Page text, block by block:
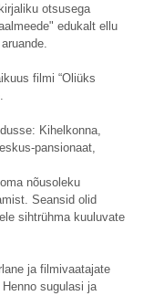
otsusega
edukalt ellu
filmi “Oliüks
Kihelkonna,
pansionaat,
nõusoleku
Seansid olid
sihtrühma kuuluvate
ja filmivaatajate
sugulasi ja